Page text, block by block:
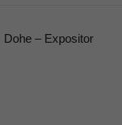
Dohe – Expositor